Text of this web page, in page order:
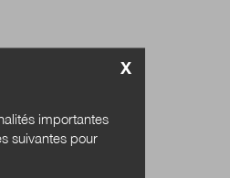
X
importantes
suivantes pour